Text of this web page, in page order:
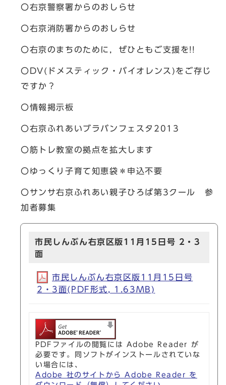
〇右京警察署からのおしらせ
〇右京消防署からのおしらせ
〇右京のまちのために，ぜひともご支援を!!
〇DV(ドメスティック・バイオレンス)をご存じ
ですか？
〇情報掲示板
〇右京ふれあいブラバンフェスタ2013
〇筋トレ教室の拠点を拡大します
〇ゆっくり子育て知恵袋＊申込不要
〇サンサ右京ふれあい親子ひろば第3クール 参
加者募集
市民しんぶん右京区版11月15日号 2・3
面
市民しんぶん右京区版11月15日号
2・3面(PDF形式, 1.63MB)
PDFファイルの閲覧には Adobe Reader が
必要です。同ソフトがインストールされていな
い場合には、
Adobe 社のサイトから Adobe Reader を